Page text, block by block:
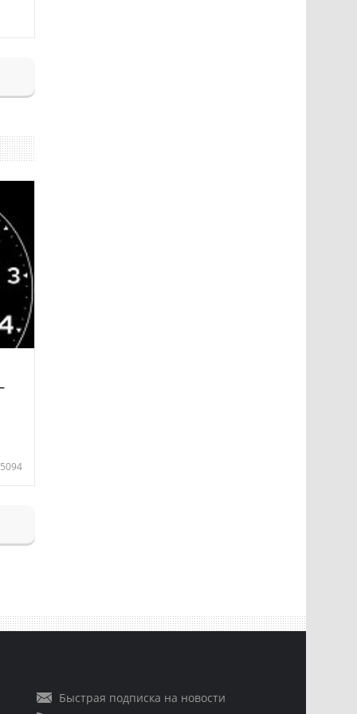
5094
Быстрая подписка на новости